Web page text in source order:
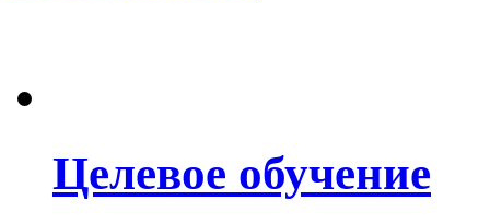
Целевое обучение